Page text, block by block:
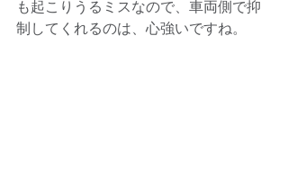
も起こりうるミスなので、車両側で抑
制してくれるのは、心強いですね。